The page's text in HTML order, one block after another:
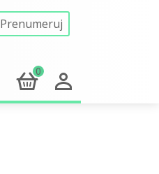
Prenumeruj
0